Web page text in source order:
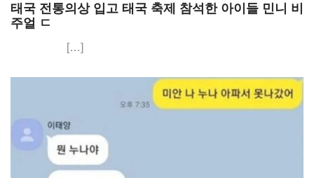
태국 전통의상 입고 태국 축제 참석한 아이들 민니 비
주얼 ㄷ
[…]